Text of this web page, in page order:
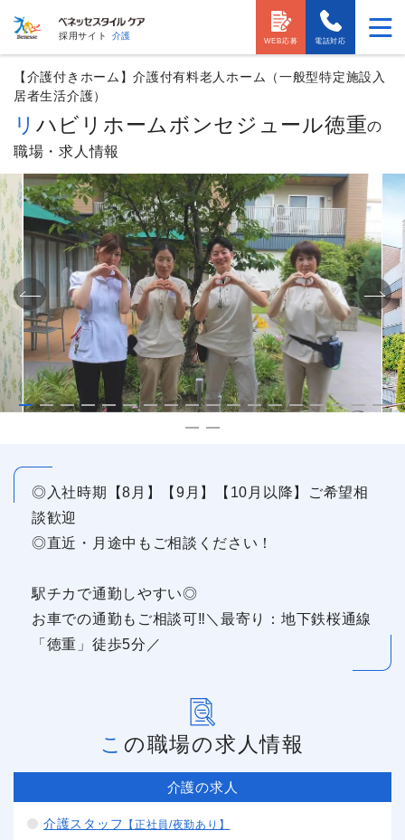
採用サイト 介護
電話対応
WEB応募
【介護付きホーム】介護付有料老人ホーム（一般型特定施設入
居者生活介護）
リハビリホームボンセジュール徳重の
職場・求人情報
◎入社時期【8月】【9月】【10月以降】ご希望相
談歓迎
◎直近・月途中もご相談ください！
駅チカで通勤しやすい◎
お車での通勤もご相談可‼＼最寄り：地下鉄桜通線
「徳重」徒歩5分／
この職場の求人情報
介護の求人
介護スタッフ 【正社員/夜勤あり】